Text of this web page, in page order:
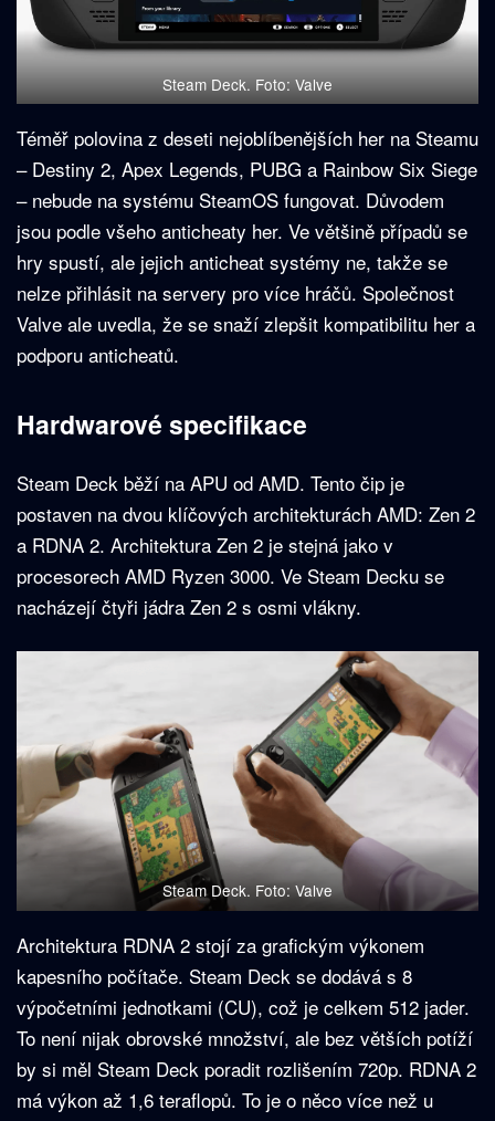
Steam Deck. Foto: Valve
Téměř polovina z deseti nejoblíbenějších her na Steamu
– Destiny 2, Apex Legends, PUBG a Rainbow Six Siege
– nebude na systému SteamOS fungovat. Důvodem
jsou podle všeho anticheaty her. Ve většině případů se
hry spustí, ale jejich anticheat systémy ne, takže se
nelze přihlásit na servery pro více hráčů. Společnost
Valve ale uvedla, že se snaží zlepšit kompatibilitu her a
podporu anticheatů.
Hardwarové specifikace
Steam Deck běží na APU od AMD. Tento čip je
postaven na dvou klíčových architekturách AMD: Zen 2
a RDNA 2. Architektura Zen 2 je stejná jako v
procesorech AMD Ryzen 3000. Ve Steam Decku se
nacházejí čtyři jádra Zen 2 s osmi vlákny.
Steam Deck. Foto: Valve
Architektura RDNA 2 stojí za grafickým výkonem
kapesního počítače. Steam Deck se dodává s 8
výpočetními jednotkami (CU), což je celkem 512 jader.
To není nijak obrovské množství, ale bez větších potíží
by si měl Steam Deck poradit rozlišením 720p. RDNA 2
má výkon až 1,6 teraflopů. To je o něco více než u